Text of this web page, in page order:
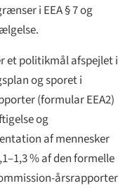
i EEA § 7 og
et politikmål afspejlet i
og sporet i
(formular EEA2)
og
af mennesker
% af den formelle
årsrapporter